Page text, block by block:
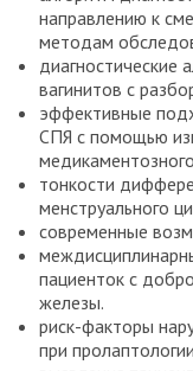
направлению к
методам
диагностические
вагинитов с
эффективные
СПЯ с помощью
тонкости
менструального
современные
пациенток с
железы.
риск-факторы
при